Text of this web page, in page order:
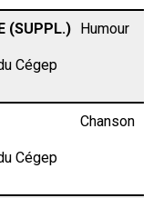
(SUPPL.)
Cégep
Humour
Cégep
Chanson